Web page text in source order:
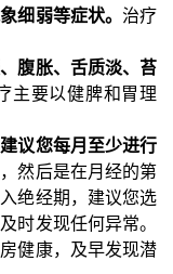
细弱等症状。 治疗
腹胀、舌质淡、苔
主要以健脾和胃理
议您每月至少进行
然后是在月经的第
绝经期，建议您选
时发现任何异常。
健康，及早发现潜